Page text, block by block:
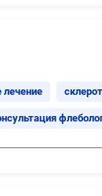
лечение